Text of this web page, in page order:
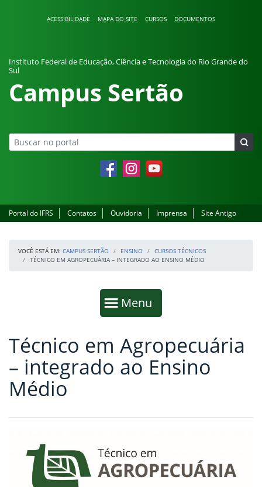
ACESSIBILIDADE MAPA DO SITE CURSOS DOCUMENTOS
Instituto Federal de Educação, Ciência e Tecnologia do Rio Grande do
Sul
Campus Sertão
FacebookInstagramYouTube
Portal do IFRS Contatos Ouvidoria Imprensa Site Antigo
VOCÊ ESTÁ EM: CAMPUS SERTÃO ENSINO
CURSOS TÉCNICOS
TÉCNICO EM AGROPECUÁRIA – INTEGRADO AO ENSINO MÉDIO
Mostrar
Menu
Fim da navegação
Início do conteúdo
Técnico em Agropecuária
– integrado ao Ensino
Médio